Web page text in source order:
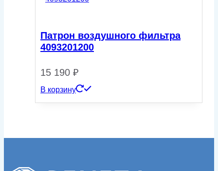
Патрон воздушного фильтра
4093201200
15 190 ₽
В корзину